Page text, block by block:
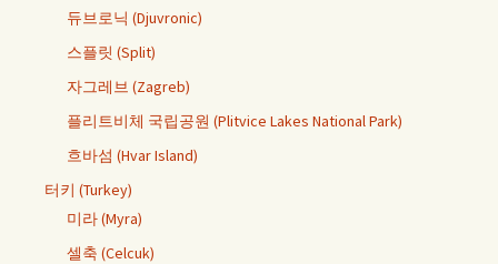
듀브로닉 (Djuvronic)
스플릿 (Split)
자그레브 (Zagreb)
플리트비체 국립공원 (Plitvice Lakes National Park)
흐바섬 (Hvar Island)
터키 (Turkey)
미라 (Myra)
셀축 (Celcuk)